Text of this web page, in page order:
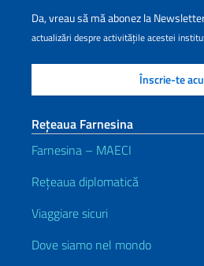
Da, vreau să mă abonez la
actualizări despre activitățile acestei
Rețeaua Farnesina
Farnesina – MAECI
Rețeaua diplomatică
Viaggiare sicuri
Dove siamo nel mondo